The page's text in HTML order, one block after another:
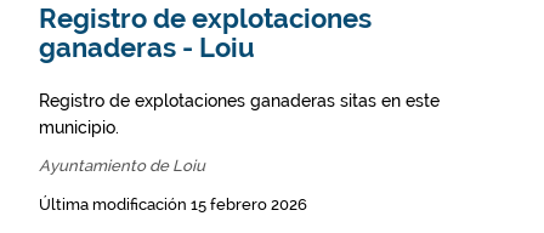
Registro de explotaciones
ganaderas - Loiu
Registro de explotaciones ganaderas sitas en este
municipio.
Ayuntamiento de Loiu
Última modificación 15 febrero 2026